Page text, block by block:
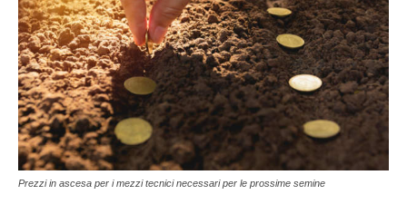
Prezzi in ascesa per i mezzi tecnici necessari per le prossime semine